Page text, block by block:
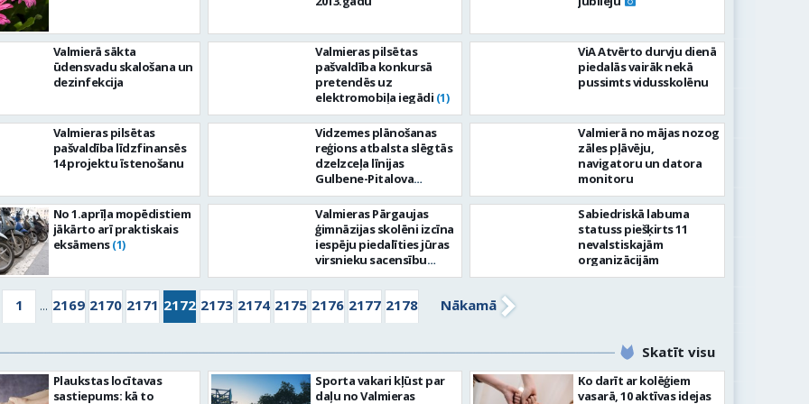
Valmierā sākta
ūdensvadu skalošana un
dezinfekcija
Valmieras pilsētas
pašvaldība līdzfinansēs
14 projektu īstenošanu
No 1.aprīļa mopēdistiem
jākārto arī praktiskais
eksāmens(1)
Valmieras pilsētas
pašvaldība konkursā
pretendēs uz
elektromobiļa iegādi (1)
Vidzemes plānošanas
reģions atbalsta slēgtās
dzelzceļa līnijas
Gulbene-Pitalova
atjaunošanu
Valmieras Pārgaujas
ģimnāzijas skolēni izcīna
iespēju piedalīties jūras
virsnieku sacensību
finālā(1)
ViA Atvērto durvju dienā
piedalās vairāk nekā
pussimts vidusskolēnu
Valmierā no mājas nozog
zāles pļāvēju,
navigatoru un datora
monitoru
Sabiedriskā labuma
statuss piešķirts 11
nevalstiskajām
organizācijām
1 ... 2169 2170 2171 2172 2173 2174 2175 2176 2177 2178 Nākamā
Skatīt visu
Plaukstas locītavas
sastiepums: kā to
Sporta vakari kļūst par
daļu no Valmieras
Ko darīt ar kolēģiem
vasarā, 10 aktīvas idejas